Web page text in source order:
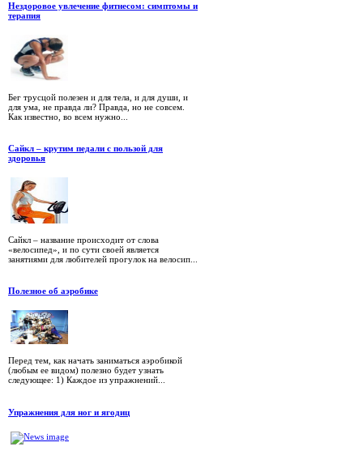
Нездоровое увлечение фитнесом: симптомы и
терапия
Бег трусцой полезен и для тела, и для души, и
для ума, не правда ли? Правда, но не совсем.
Как известно, во всем нужно...
Сайкл – крутим педали с пользой для
здоровья
Сайкл – название происходит от слова
«велосипед», и по сути своей является
занятиями для любителей прогулок на велосип...
Полезное об аэробике
Перед тем, как начать заниматься аэробикой
(любым ее видом) полезно будет узнать
следующее: 1) Каждое из упражнений...
Упражнения для ног и ягодиц